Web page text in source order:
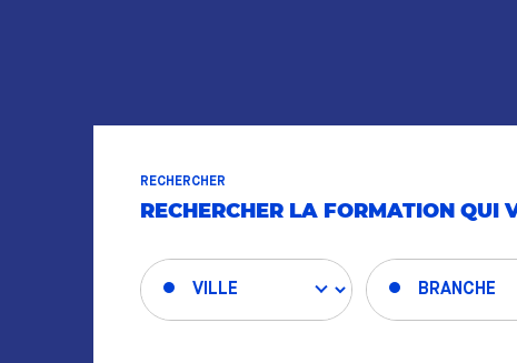
RECHERCHER
RECHERCHER LA FORMATION QUI